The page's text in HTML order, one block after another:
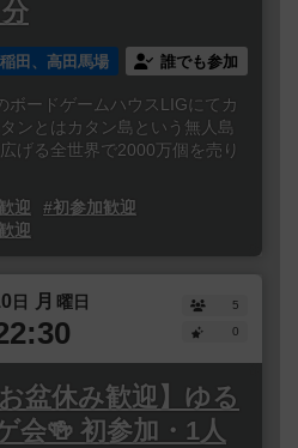
田、高田馬場 誰でも参加
ボードゲームハウスLIGにてカ
ンとはカタン島という無人島
げる全世界で2000万個を売り
迎
#初参加歓迎
迎
日 月 曜日
5
0
盆休み歓迎】ゆる
会🍻 初参加・1人